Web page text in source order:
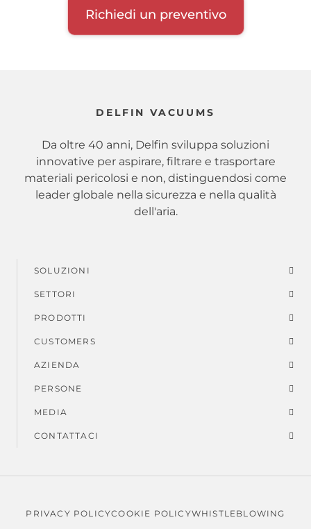
Richiedi un preventivo
DELFIN VACUUMS
Da oltre 40 anni, Delfin sviluppa soluzioni
innovative per aspirare, filtrare e trasportare
materiali pericolosi e non, distinguendosi come
leader globale nella sicurezza e nella qualità
dell'aria.
Menu
di
piè
di
pagina
SOLUZIONI
SETTORI
PRODOTTI
CUSTOMERS
AZIENDA
PERSONE
MEDIA
CONTATTACI
PRIVACY POLICYCOOKIE POLICYWHISTLEBLOWING